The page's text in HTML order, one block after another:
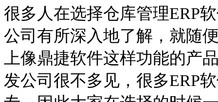
很多人在选择仓库管理ERP
公司有所深入地了解，就随
上像鼎捷软件这样功能的产
发公司很不多见，很多ERP